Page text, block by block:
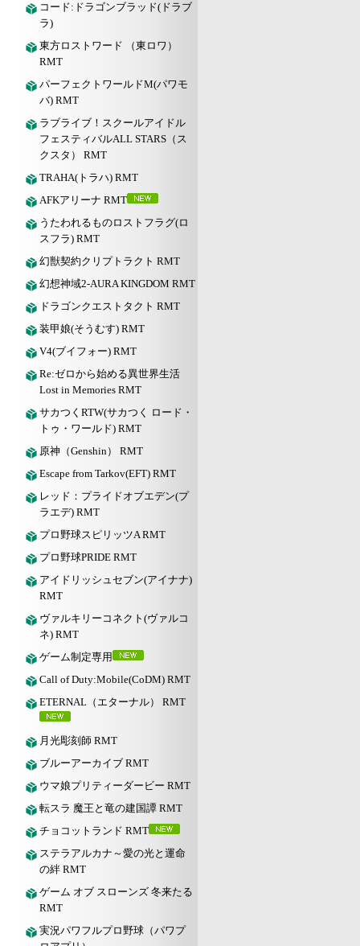
コード:ドラゴンブラッド(ドラブ
ラ)
東方ロストワード （東ロワ）
RMT
パーフェクトワールドM(パワモ
バ) RMT
ラブライブ！スクールアイドル
フェスティバルALL STARS（ス
クスタ） RMT
TRAHA(トラハ) RMT
AFKアリーナ RMT
うたわれるものロストフラグ(ロ
スフラ) RMT
幻獣契約クリプトラクト RMT
幻想神域2-AURA KINGDOM RMT
ドラゴンクエストタクト RMT
装甲娘(そうむす) RMT
V4(ブイフォー) RMT
Re:ゼロから始める異世界生活
Lost in Memories RMT
サカつくRTW(サカつく ロード・
トゥ・ワールド) RMT
原神（Genshin） RMT
Escape from Tarkov(EFT) RMT
レッド：プライドオブエデン(プ
ラエデ) RMT
プロ野球スピリッツA RMT
プロ野球PRIDE RMT
アイドリッシュセブン(アイナナ)
RMT
ヴァルキリーコネクト(ヴァルコ
ネ) RMT
ゲーム制定専用
Call of Duty:Mobile(CoDM) RMT
ETERNAL（エターナル） RMT
月光彫刻師 RMT
ブルーアーカイブ RMT
ウマ娘プリティーダービー RMT
転スラ 魔王と竜の建国譚 RMT
チョコットランド RMT
ステラアルカナ～愛の光と運命
の絆 RMT
ゲーム オブ スローンズ 冬来たる
RMT
実況パワフルプロ野球（パワプ